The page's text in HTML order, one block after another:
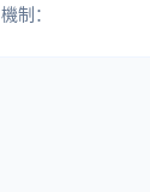
機制：